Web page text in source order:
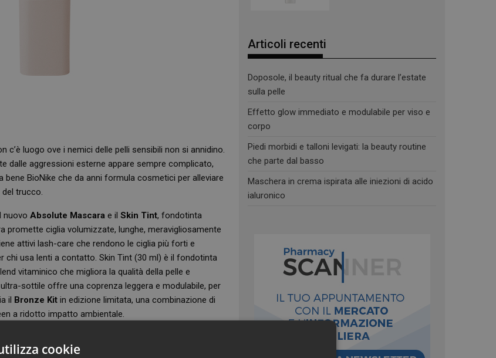
luogo ove i nemici delle pelli sensibili non si annidino.
dalle aggressioni esterne appare sempre complicato,
BioNike che da anni formula cosmetici per alleviare
trucco.
nuovo Absolute Mascara e il Skin Tint, fondotinta
promette ciglia volumizzate, lunghe, meravigliosamente
attivi lash-care che rendono le ciglia più forti e
usa lenti a contatto. Skin Tint (30 ml) è il fondotinta
vitaminico che migliora la qualità della pelle e
sottile offre una coprenza leggera e modulabile, per
il Bronze Kit in edizione limitata, una combinazione di
a ridotto impatto ambientale.
Articoli recenti
Doposole, il beauty ritual che fa durare l’estate
sulla pelle
Effetto glow immediato e modulabile per viso e
corpo
Piedi morbidi e talloni levigati: la beauty routine
che parte dal basso
Maschera in crema ispirata alle iniezioni di acido
ialuronico
cookie